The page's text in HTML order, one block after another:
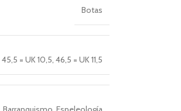
Botas
45,5 = UK 10,5, 46,5 = UK 11,5